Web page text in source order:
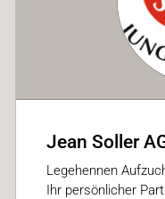
Jean Soller
Legehennen
Ihr persönlicher